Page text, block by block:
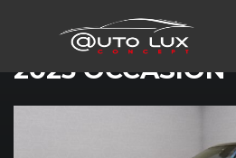
MERCEDES-AMG SL 43
2023 OCCASION